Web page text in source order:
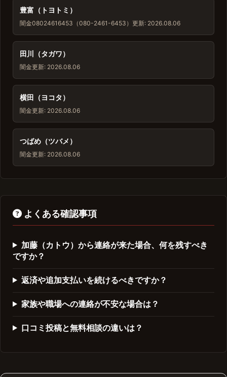
豊富（トヨトミ）
闇金08024616453（080-2461-6453） 更新: 2026.08.06
田川（タガワ）
闇金更新: 2026.08.06
横田（ヨコタ）
闇金更新: 2026.08.06
つばめ（ツバメ）
闇金更新: 2026.08.06
よくある確認事項
加藤（カトウ）から連絡が来た場合、何を残すべき
ですか？
返済や追加支払いを続けるべきですか？
家族や職場への連絡が不安な場合は？
口コミ投稿と無料相談の違いは？